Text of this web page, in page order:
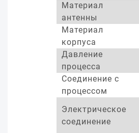
Материал
антенны
Материал
корпуса
Давление
процесса
Соединение с
процессом
Электрическое
соединение